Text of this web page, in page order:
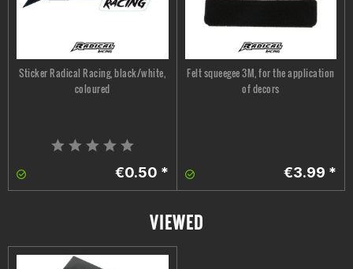
Sticker Radical Racing, black/white,
coloured
€0.50 *
Felt squeegee 3M, for the application
of decors
€3.99 *
VIEWED